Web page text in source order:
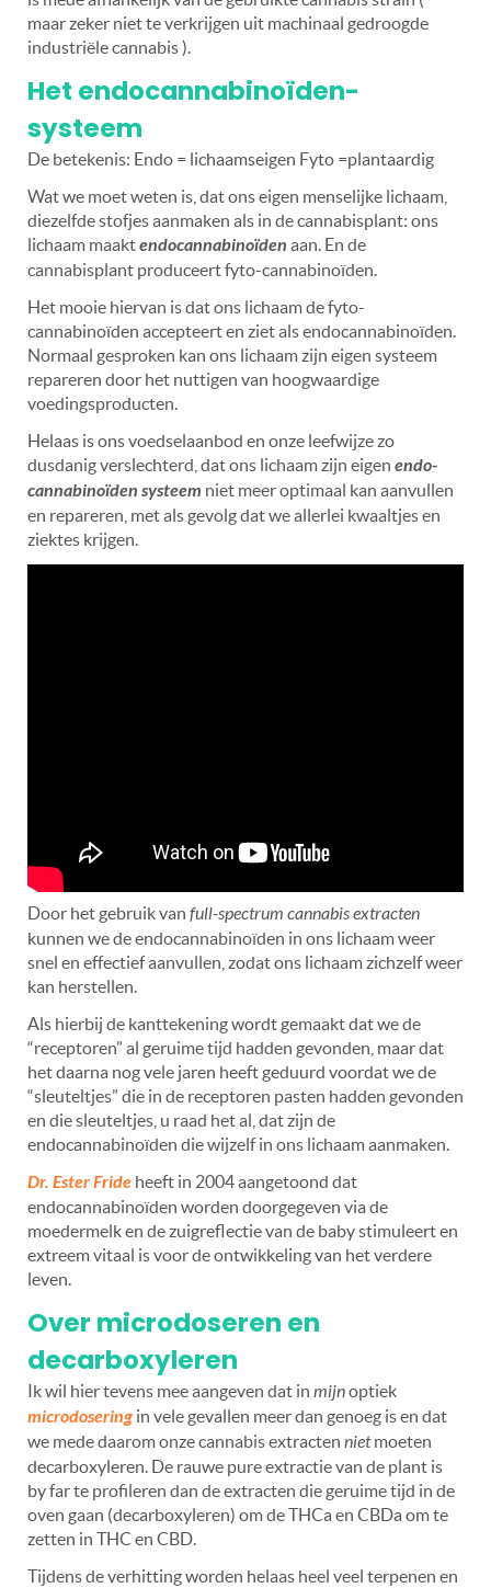
maar zeker niet te verkrijgen uit machinaal gedroogde
industriële cannabis ).
Het endocannabinoïden-
systeem
De betekenis: Endo = lichaamseigen Fyto =plantaardig
Wat we moet weten is, dat ons eigen menselijke lichaam,
diezelfde stofjes aanmaken als in de cannabisplant: ons
lichaam maaktendocannabinoïden aan. En de
cannabisplant produceert fyto-cannabinoïden.
Het mooie hiervan is dat ons lichaam de fyto-
cannabinoïden accepteert en ziet als endocannabinoïden.
Normaal gesproken kan ons lichaam zijn eigen systeem
repareren door het nuttigen van hoogwaardige
voedingsproducten.
Helaas is ons voedselaanbod en onze leefwijze zo
dusdanig verslechterd, dat ons lichaam zijn eigen endo-
cannabinoïden systeem niet meer optimaal kan aanvullen
en repareren, met als gevolg dat we allerlei kwaaltjes en
ziektes krijgen.
Door het gebruik van full-spectrum cannabis extracten
kunnen we de endocannabinoïden in ons lichaam weer
snel en effectief aanvullen, zodat ons lichaam zichzelf weer
kan herstellen.
Als hierbij de kanttekening wordt gemaakt dat we de
“receptoren” al geruime tijd hadden gevonden, maar dat
het daarna nog vele jaren heeft geduurd voordat we de
“sleuteltjes” die in de receptoren pasten hadden gevonden
en die sleuteltjes, u raad het al, dat zijn de
endocannabinoïden die wijzelf in ons lichaam aanmaken.
Dr. Ester Fride heeft in 2004 aangetoond dat
endocannabinoïden worden doorgegeven via de
moedermelk en de zuigreflectie van de baby stimuleert en
extreem vitaal is voor de ontwikkeling van het verdere
leven.
Over microdoseren en
decarboxyleren
Ik wil hier tevens mee aangeven dat in mijnoptiek
microdosering in vele gevallen meer dan genoeg is en dat
we mede daarom onze cannabis extracten nietmoeten
decarboxyleren. De rauwe pure extractie van de plant is
by far te profileren dan de extracten die geruime tijd in de
oven gaan (decarboxyleren) om de THCa en CBDa om te
zetten in THC en CBD.
Tijdens de verhitting worden helaas heel veel terpenen en